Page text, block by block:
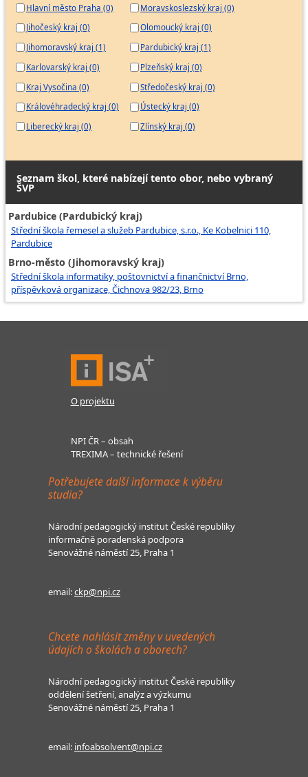
Hlavní město Praha (0)
Jihočeský kraj (0)
Jihomoravský kraj (1)
Karlovarský kraj (0)
Kraj Vysočina (0)
Královéhradecký kraj (0)
Liberecký kraj (0)
Moravskoslezský kraj (0)
Olomoucký kraj (0)
Pardubický kraj (1)
Plzeňský kraj (0)
Středočeský kraj (0)
Ústecký kraj (0)
Zlínský kraj (0)
Seznam škol, které nabízejí tento obor, nebo vybraný
ŠVP
Pardubice (Pardubický kraj)
Střední škola řemesel a služeb Pardubice, s.r.o., Ke Kobelnici 110,
Pardubice
Brno-město (Jihomoravský kraj)
Střední škola informatiky, poštovnictví a finančnictví Brno,
příspěvková organizace, Čichnova 982/23, Brno
O projektu
NPI ČR – obsah
TREXIMA – technické řešení
Potřebujete další informace k výběru
studia?
Národní pedagogický institut České republiky
informačně poradenská podpora
Senovážné náměstí 25, Praha 1
email:ckp@npi.cz
Chcete nahlásit změny v uvedených
údajích o školách a oborech?
Národní pedagogický institut České republiky
oddělení šetření, analýz a výzkumu
Senovážné náměstí 25, Praha 1
email: infoabsolvent@npi.cz